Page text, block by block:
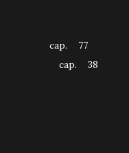
VOCÊ
cap. 77
38
FAMÍLIA